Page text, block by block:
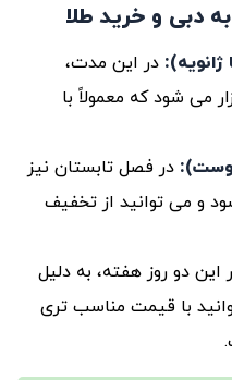
دبی و خرید طلا
: در این مدت،
می ‌شود که معمولاً با
: در فصل تابستان نیز
و می ‌توانید از تخفیف
این دو روز هفته، به دلیل
با قیمت مناسب ‌تری